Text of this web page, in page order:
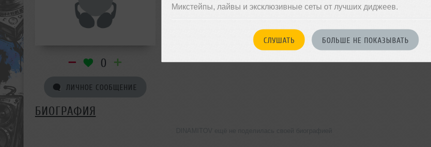
Микстейпы, лайвы и эксклюзивные сеты от лучших диджеев.
СЛУШАТЬ БОЛЬШЕ НЕ ПОКАЗЫВАТЬ
0
ЛИЧНОЕ СООБЩЕНИЕ
БИОГРАФИЯ